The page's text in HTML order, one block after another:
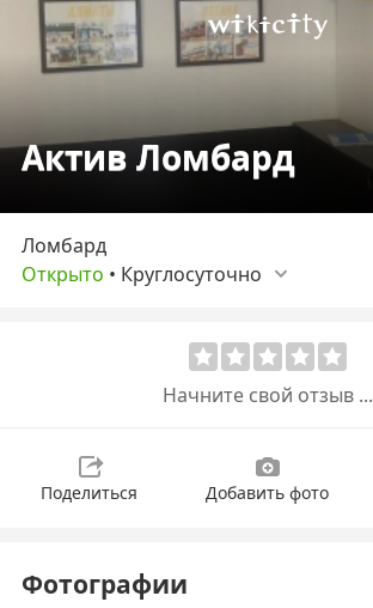
Викисити
Актив Ломбард
Ломбард
Открыто • Круглосуточно
Начните свой отзыв ...
Поделиться Добавить фото
Фотографии